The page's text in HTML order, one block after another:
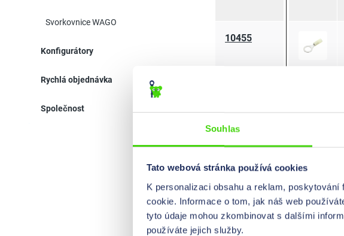
Souhlas
Tato webová stránka používá cookies
K personalizaci obsahu a reklam,
cookie. Informace o tom, jak náš web
tyto údaje mohou zkombinovat s dalšími
používáte jejich služby.
Svorkovnice WAGO
Konfigurátory
Rychlá objednávka
Společnost
10455
10002 HQ
10004 HQ